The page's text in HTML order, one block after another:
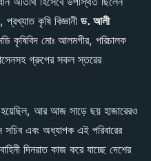
কৃষি বিজ্ঞানী ড. আলী
কৃষিবিদ মোঃ আলমগীর, পরিচালক
গ্রুপের সকল স্তরের
হয়েছিল, আর আজ সাড়ে ছয় হাজারেরও
সচিব এবং অধ্যাপক এই পরিবারের
দিনরাত কাজ করে যাচ্ছে দেশের